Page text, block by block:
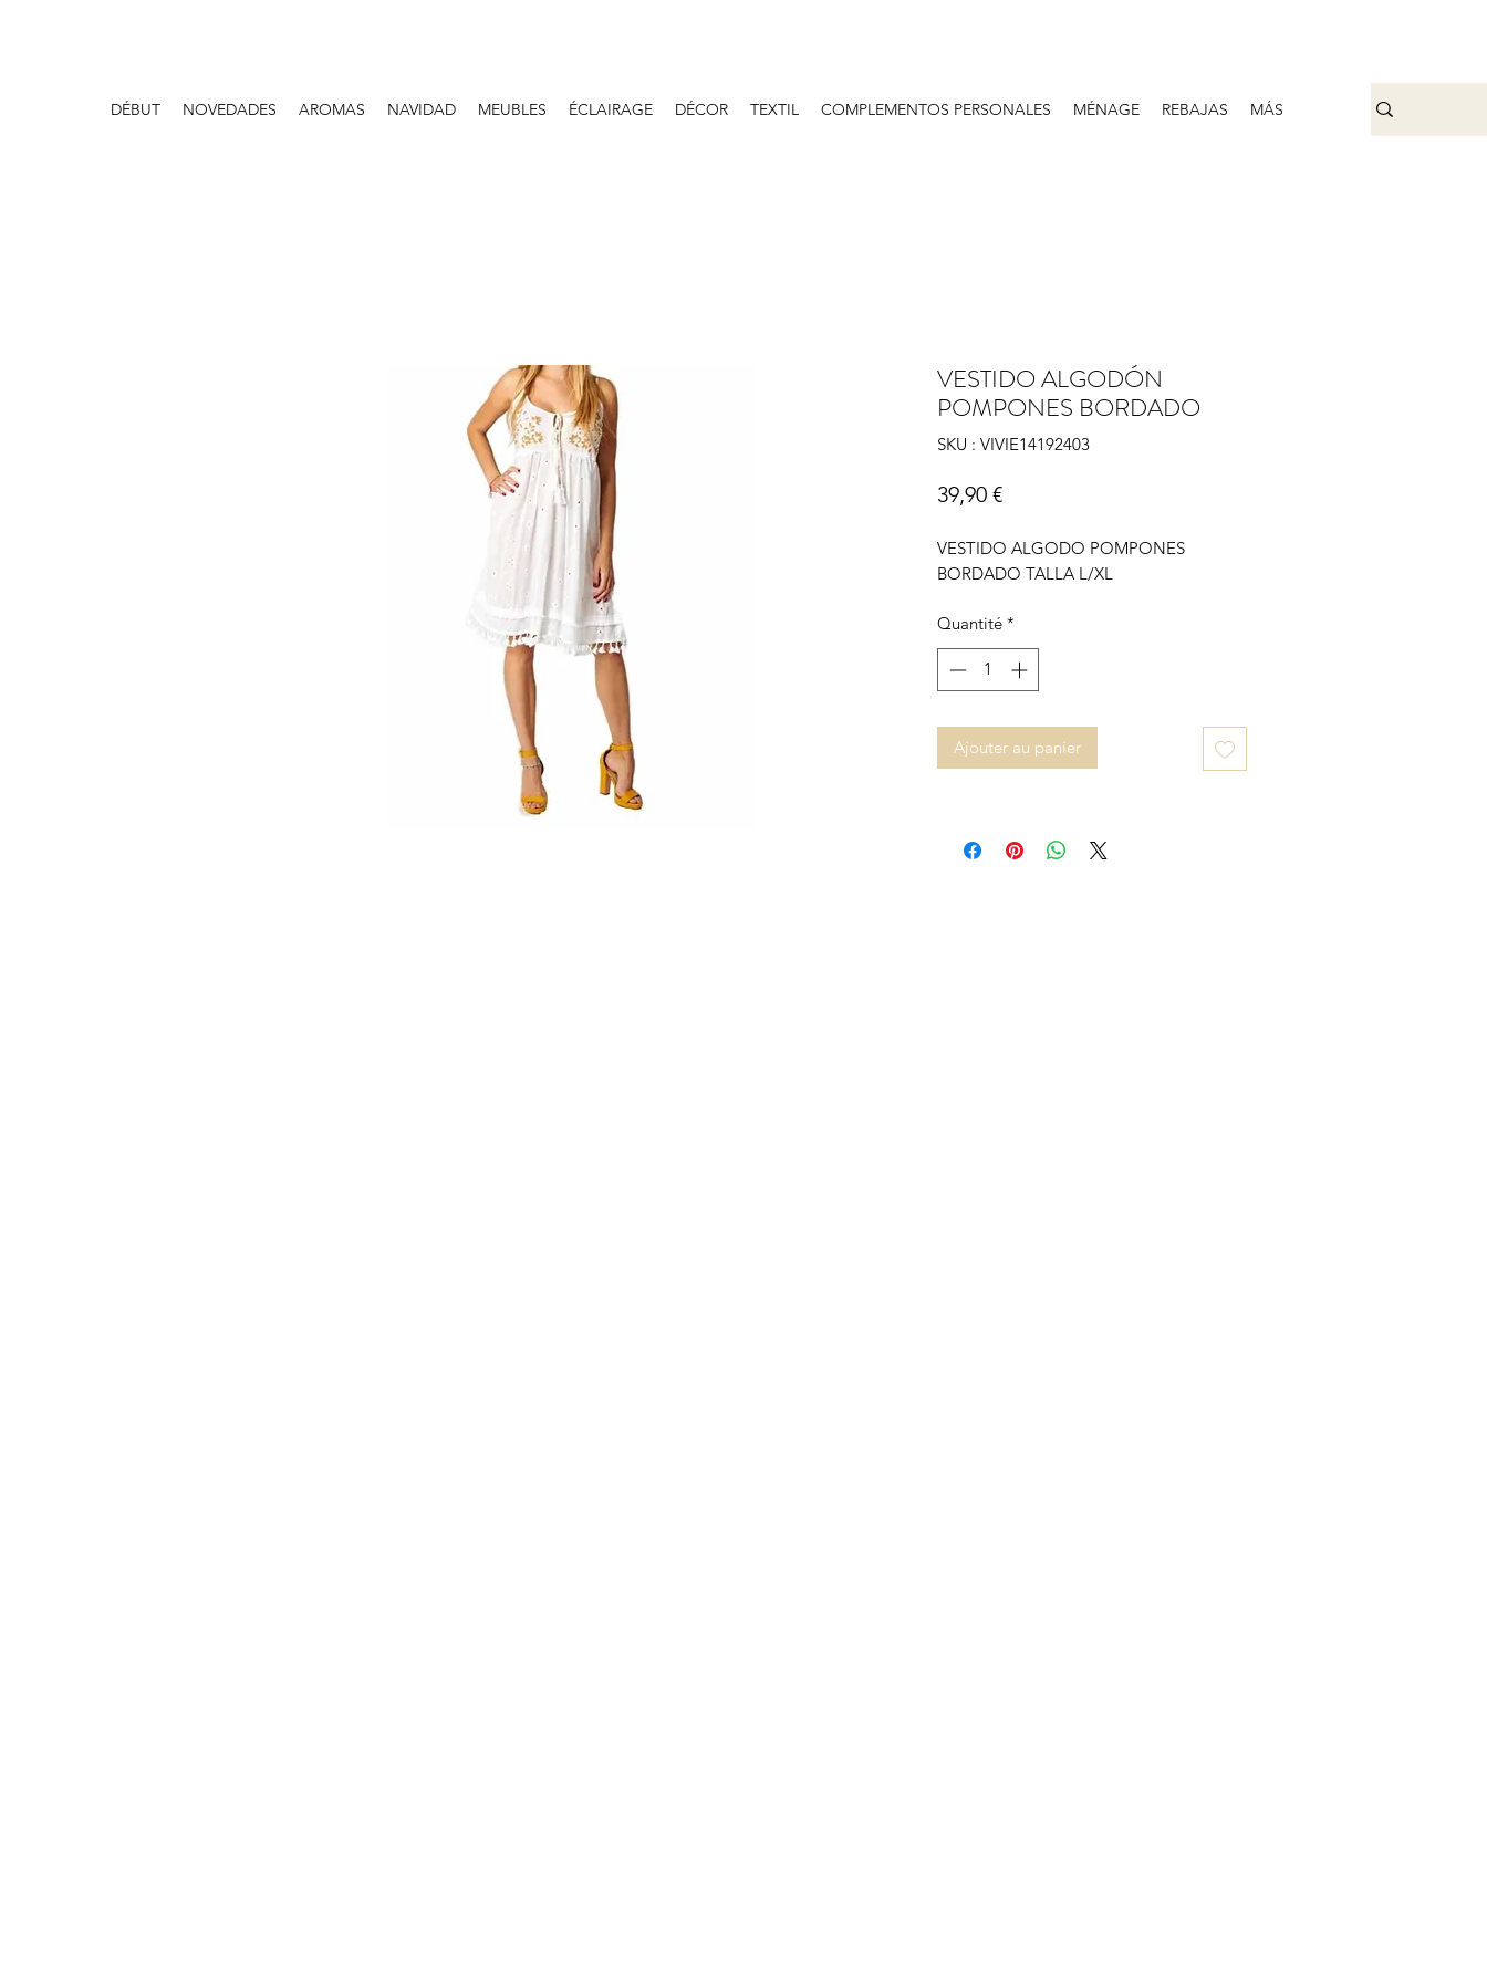
DÉBUT NOVEDADES AROMAS NAVIDAD MEUBLES ÉCLAIRAGE DÉCOR TEXTIL COMPLEMENTOS PERSONALES MÉNAGE REBAJAS MÁS
VESTIDO ALGODÓN
POMPONES BORDADO
SKU : VIVIE14192403
39,90 €Prix
VESTIDO ALGODO POMPONES
BORDADO TALLA L/XL
Quantité *
Ajouter au panier